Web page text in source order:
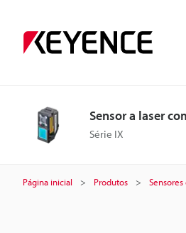
Sensor a laser
Série IX
Página inicial Produtos